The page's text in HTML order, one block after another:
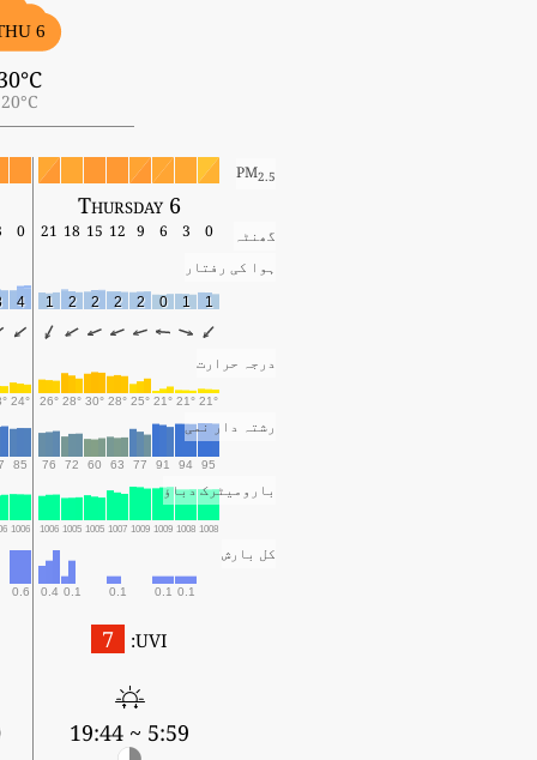
6
20°C
PM2.5
Thursday 6
گھنٹہ 0
3
6
9
12
15
18
21
0
ہوا کی رفتار
1
1
0
2
2
2
2
1
4
درجہ حرارت
21°
21°
21°
25°
28°
30°
28°
26°
24°
رشتہ دار نمی
95
94
91
77
63
60
72
76
85
بارومیٹرک دباؤ
1008
1008
1009
1009
1007
1005
1005
1006
1006
کل بارش
0.1
0.1
0.1
0.1
0.4
0.6
UVI:
7
5:59 ~ 19:44